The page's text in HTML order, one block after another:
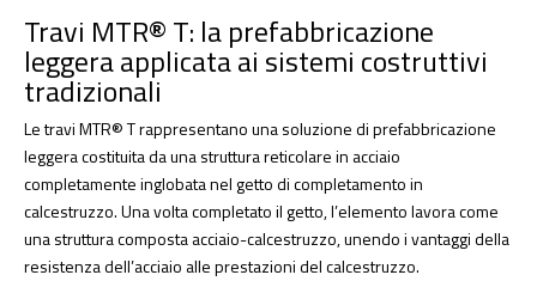
Travi MTR® T: la prefabbricazione
leggera applicata ai sistemi costruttivi
tradizionali
Le travi MTR® T rappresentano una soluzione di prefabbricazione
leggera costituita da una struttura reticolare in acciaio
completamente inglobata nel getto di completamento in
calcestruzzo. Una volta completato il getto, l’elemento lavora come
una struttura composta acciaio-calcestruzzo, unendo i vantaggi della
resistenza dell’acciaio alle prestazioni del calcestruzzo.